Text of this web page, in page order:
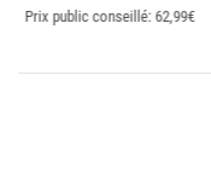
Prix public conseillé: